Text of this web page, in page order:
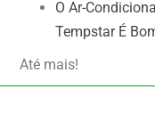
O Ar-
Tempstar É
Até mais!